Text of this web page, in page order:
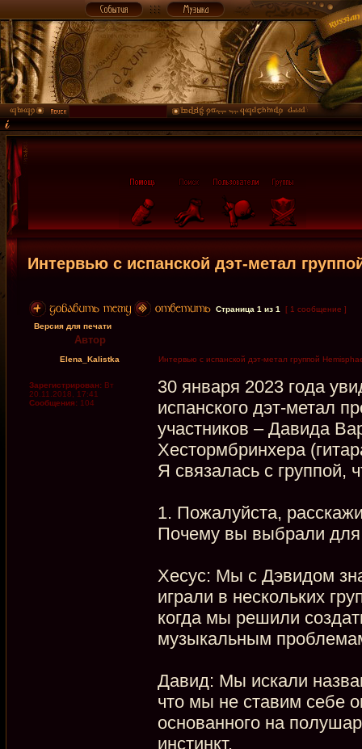
Интервью с испанской дэт-метал
Страница 1 из 1
[ 1 сообщение ]
Версия для печати
Автор
Elena_Kalistka Интервью с испанской дэт-метал группой
Зарегистрирован: Вт
20.11.2018, 17:41
Сообщения: 104
30 января 2023 года
испанского дэт-метал
участников – Давида
Хестормбринхера
Я связалась с группой,
1. Пожалуйста,
Почему вы выбрали для
Хесус: Мы с Дэвидом
играли в нескольких
когда мы решили
музыкальным
Давид: Мы искали
что мы не ставим себе
основанного на
инстинкт.